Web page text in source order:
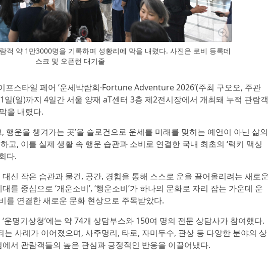
객 약 1만3000명을 기록하며 성황리에 막을 내렸다. 사진은 로비 등록데
스크 및 오픈런 대기줄
프스타일 페어 ‘운세박람회·Fortune Adventure 2026’(주최 구오오, 주관
(일)까지 4일간 서울 양재 aT센터 3층 제2전시장에서 개최돼 누적 관람객
을 내렸다.
행운을 챙겨가는 곳’을 슬로건으로 운세를 미래를 맞히는 예언이 아닌 삶의
고, 이를 실제 생활 속 행운 습관과 소비로 연결한 국내 최초의 ‘럭키 맥싱
다.
신 작은 습관과 물건, 공간, 경험을 통해 스스로 운을 끌어올리려는 새로운
를 중심으로 ‘개운소비’, ‘행운소비’가 하나의 문화로 자리 잡는 가운데 운
를 연결한 새로운 문화 현상으로 주목받았다.
운명기상청’에는 약 74개 상담부스와 150여 명의 전문 상담사가 참여했다.
사례가 이어졌으며, 사주명리, 타로, 자미두수, 관상 등 다양한 분야의 상
서 관람객들의 높은 관심과 긍정적인 반응을 이끌어냈다.